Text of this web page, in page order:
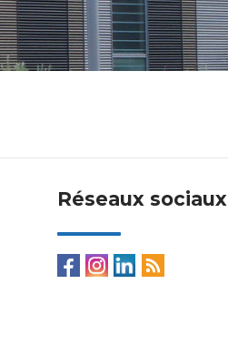
Réseaux sociaux